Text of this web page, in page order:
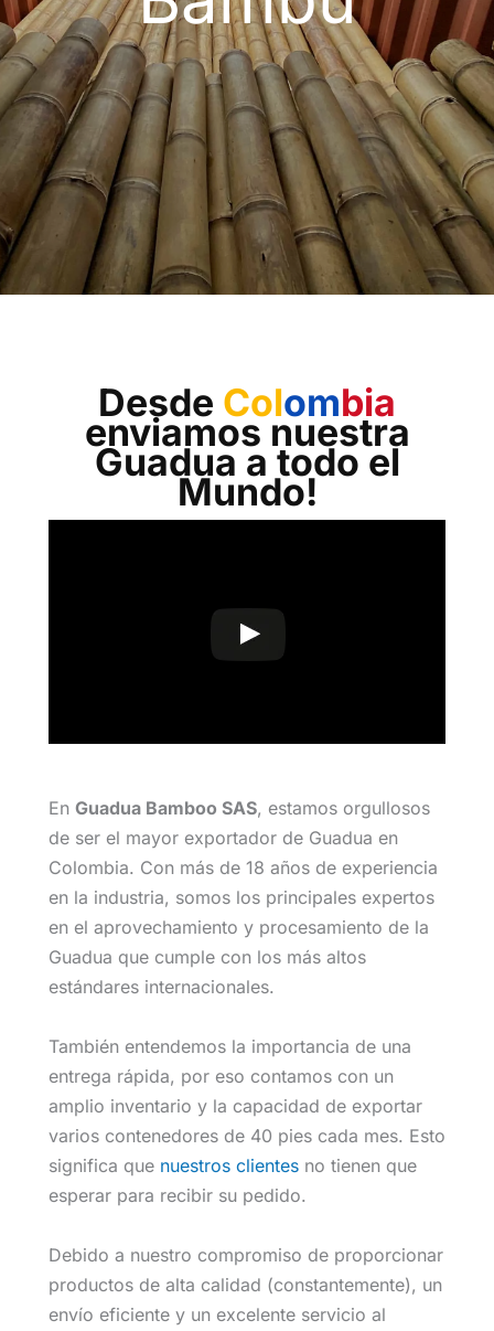
Desde Colombia
enviamos nuestra
Guadua a todo el
Mundo!
En Guadua Bamboo SAS, estamos orgullosos
de ser el mayor exportador de Guadua en
Colombia. Con más de 18 años de experiencia
en la industria, somos los principales expertos
en el aprovechamiento y procesamiento de la
Guadua que cumple con los más altos
estándares internacionales.
También entendemos la importancia de una
entrega rápida, por eso contamos con un
amplio inventario y la capacidad de exportar
varios contenedores de 40 pies cada mes. Esto
significa que nuestros clientes no tienen que
esperar para recibir su pedido.
Debido a nuestro compromiso de proporcionar
productos de alta calidad (constantemente), un
envío eficiente y un excelente servicio al